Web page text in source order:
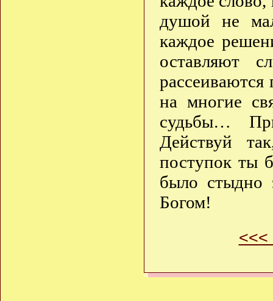
душой не
каждое
оставляют
на многие
судьбы…
Действуй
поступок ты
было
Богом!
<<<